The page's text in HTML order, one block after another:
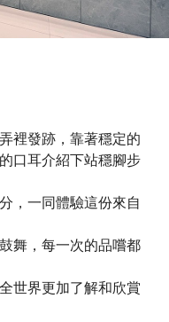
裡發跡，靠著穩定的
口耳介紹下站穩腳步
，一同體驗這份來自
舞，每一次的品嚐都
世界更加了解和欣賞